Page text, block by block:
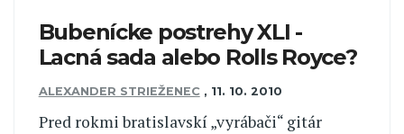
Bubenícke postrehy XLI -
Lacná sada alebo Rolls Royce?
ALEXANDER STRIEŽENEC , 11. 10. 2010
Pred rokmi bratislavskí „vyrábači“ gitár